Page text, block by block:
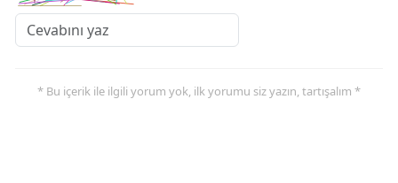
* Bu içerik ile ilgili yorum yok, ilk yorumu siz yazın, tartışalım *